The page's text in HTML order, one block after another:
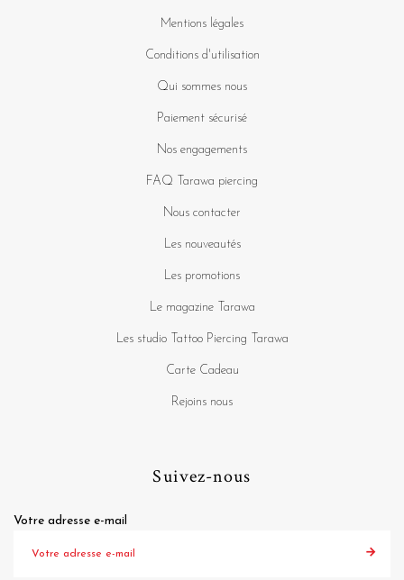
Mentions légales
Conditions d'utilisation
Qui sommes nous
Paiement sécurisé
Nos engagements
FAQ Tarawa piercing
Nous contacter
Les nouveautés
Les promotions
Le magazine Tarawa
Les studio Tattoo Piercing Tarawa
Carte Cadeau
Rejoins nous
Suivez-nous
Votre adresse e-mail